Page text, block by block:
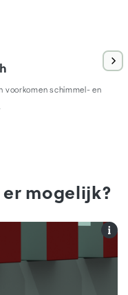
voorkomen schimmel- en
er mogelijk?